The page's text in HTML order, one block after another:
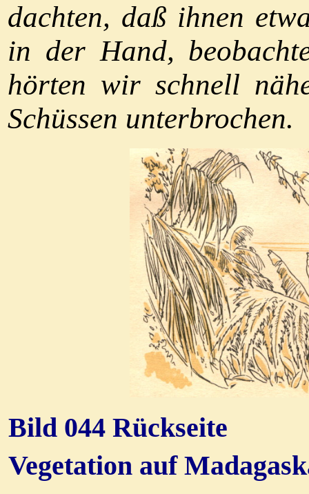
dachten, daß ihnen
in der Hand,
hörten wir schnell
Schüssen unterbrochen.
Bild 044 Rückseite
Vegetation auf